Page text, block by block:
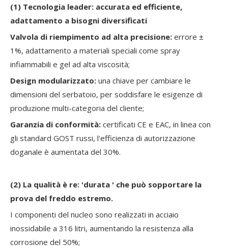
(1) Tecnologia leader: accurata ed efficiente,
adattamento a bisogni diversificati
Valvola di riempimento ad alta precisione: errore ±
1%, adattamento a materiali speciali come spray
infiammabili e gel ad alta viscosità;
Design modularizzato: una chiave per cambiare le
dimensioni del serbatoio, per soddisfare le esigenze di
produzione multi-categoria del cliente;
Garanzia di conformità: certificati CE e EAC, in linea con
gli standard GOST russi, l'efficienza di autorizzazione
doganale è aumentata del 30%.
(2) La qualità è re: 'durata ' che può sopportare la
prova del freddo estremo.
I componenti del nucleo sono realizzati in acciaio
inossidabile a 316 litri, aumentando la resistenza alla
corrosione del 50%;